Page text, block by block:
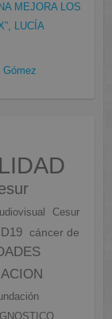
MEJORA LOS
LUCÍA
Gómez
Cesur
cáncer de